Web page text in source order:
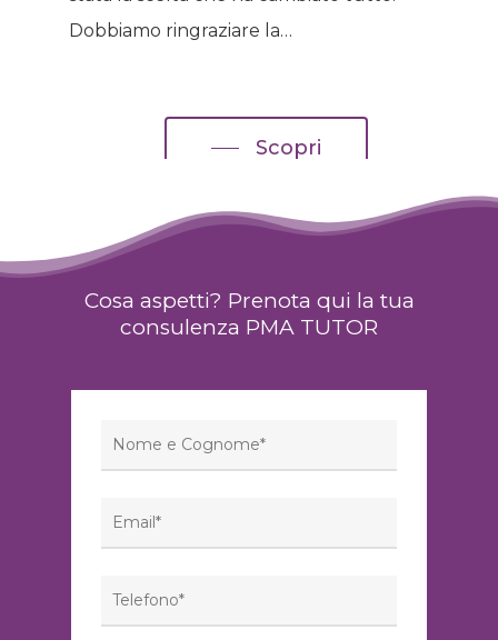
Dobbiamo ringraziare la…
Scopri
Cosa aspetti? Prenota qui la tua
consulenza PMA TUTOR